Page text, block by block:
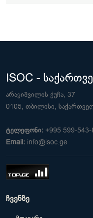
ISOC -
არაყიშვილის ქუჩა, 37
0105, თბილისი,
ტელეფონი: +995 599-543-
Email: info@isoc.ge
ჩვენზე